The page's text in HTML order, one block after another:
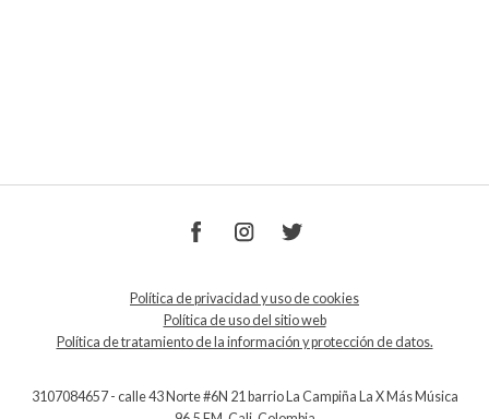
Política de privacidad y uso de cookies
Política de uso del sitio web
Política de tratamiento de la información y protección de datos.
3107084657 - calle 43 Norte #6N 21 barrio La Campiña La X Más Música